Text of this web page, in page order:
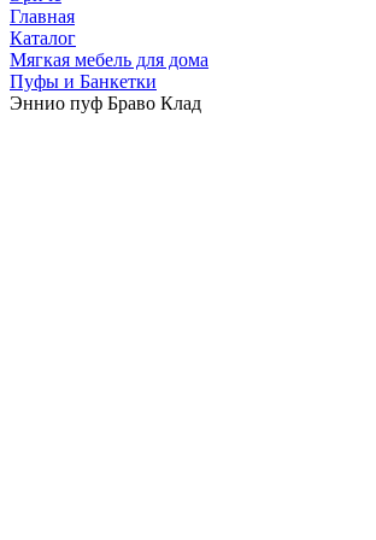
Главная
Каталог
Мягкая мебель для дома
Пуфы и Банкетки
Эннио пуф Браво Клад